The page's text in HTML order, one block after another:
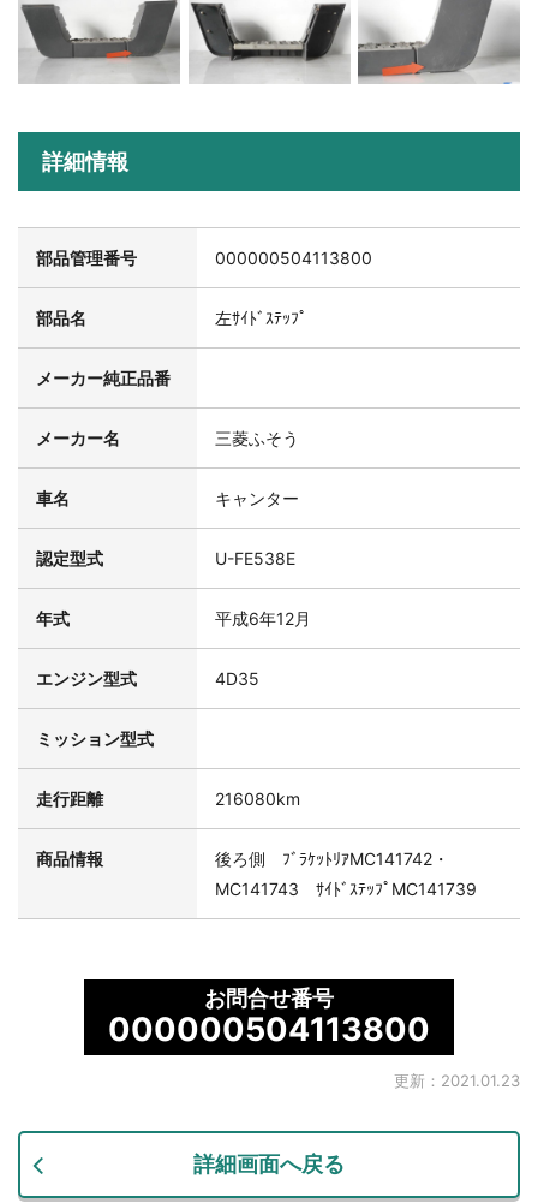
詳細情報
部品管理番号 000000504113800
部品名 左ｻｲﾄﾞｽﾃｯﾌﾟ
メーカー純正品番
メーカー名 三菱ふそう
車名 キャンター
認定型式 U-FE538E
年式 平成6年12月
エンジン型式 4D35
ミッション型式
走行距離 216080km
商品情報
後ろ側 ﾌﾞﾗｹｯﾄﾘｱMC141742・
MC141743 ｻｲﾄﾞｽﾃｯﾌﾟMC141739
お問合せ番号
000000504113800
更新：2021.01.23
詳細画面へ戻る